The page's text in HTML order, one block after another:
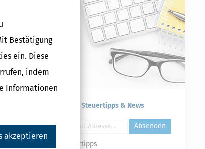
Bestätigung
ein. Diese
indem
Informationen
akzeptieren
Kostenlose Steuertipps & News
Absenden
Steuertipps